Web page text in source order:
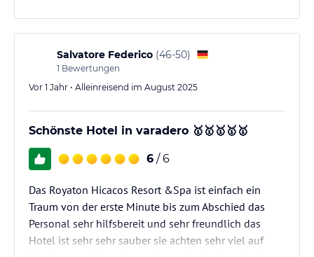
Salvatore Federico (46-50)
1 Bewertungen
Vor 1 Jahr • Alleinreisend im August 2025
Schönste Hotel in varadero 🥇🥇🥇🥇🥇
6 / 6
Das Royaton Hicacos Resort &Spa ist einfach ein
Traum von der erste Minute bis zum Abschied das
Personal sehr hilfsbereit und sehr freundlich das
Hotel ist sehr sehr sauber sie achten sehr viel auf